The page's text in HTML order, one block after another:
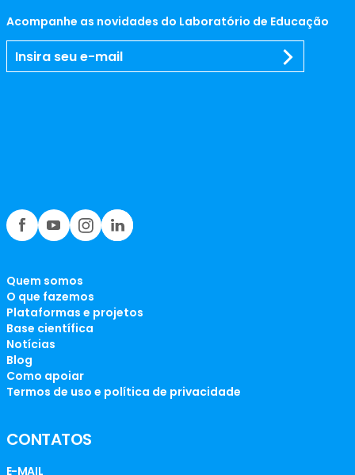
Acompanhe as novidades do Laboratório de Educação
Quem somos
O que fazemos
Plataformas e projetos
Base científica
Notícias
Blog
Como apoiar
Termos de uso e política de privacidade
CONTATOS
E-MAIL